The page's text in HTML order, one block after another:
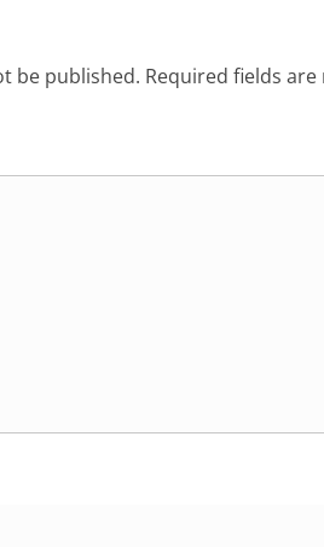
be published. Required fields are